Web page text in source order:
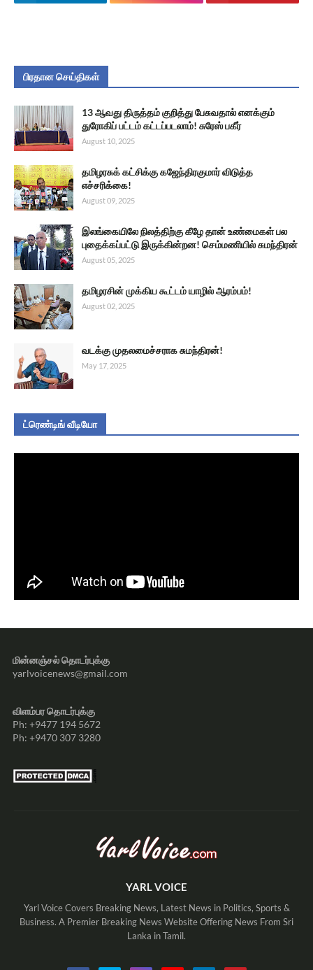
பிரதான செய்திகள்
13 ஆவது திருத்தம் குறித்து பேசுவதால் எனக்கும்
துரோகிப் பட்டம் கட்டப்படலாம்! சுரேஸ் பகீர்
August 10, 2025
தமிழரசுக் கட்சிக்கு கஜேந்திரகுமார் விடுத்த
எச்சரிக்கை!
August 09, 2025
இலங்கையிலே நிலத்திற்கு கீழே தான் உண்மைகள் பல
புதைக்கப்பட்டு இருக்கின்றன! செம்மணியில் சுமந்திரன்
August 05, 2025
தமிழரசின் முக்கிய கூட்டம் யாழில் ஆரம்பம்!
August 02, 2025
வடக்கு முதலமைச்சராக சுமந்திரன்!
May 17, 2025
ட்ரெண்டிங் வீடியோ
மின்னஞ்சல் தொடர்புக்கு
yarlvoicenews@gmail.com
விளம்பர தொடர்புக்கு
Ph: +9477 194 5672
Ph: +9470 307 3280
YARL VOICE
Yarl Voice Covers Breaking News, Latest News in Politics, Sports &
Business. A Premier Breaking News Website Offering News From Sri
Lanka in Tamil.